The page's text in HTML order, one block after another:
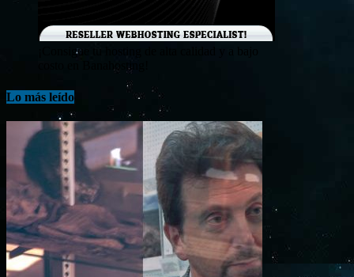
¡Consigue tu hosting de alta calidad y a bajo
costo en Banahosting!
Lo más leído